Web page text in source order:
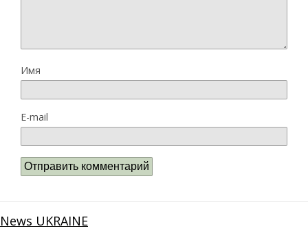
Имя
E-mail
News UKRAINE